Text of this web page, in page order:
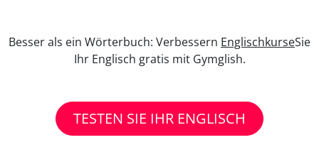
Besser als ein Wörterbuch: Verbessern EnglischkurseSie
Ihr Englisch gratis mit Gymglish.
TESTEN SIE IHR ENGLISCH